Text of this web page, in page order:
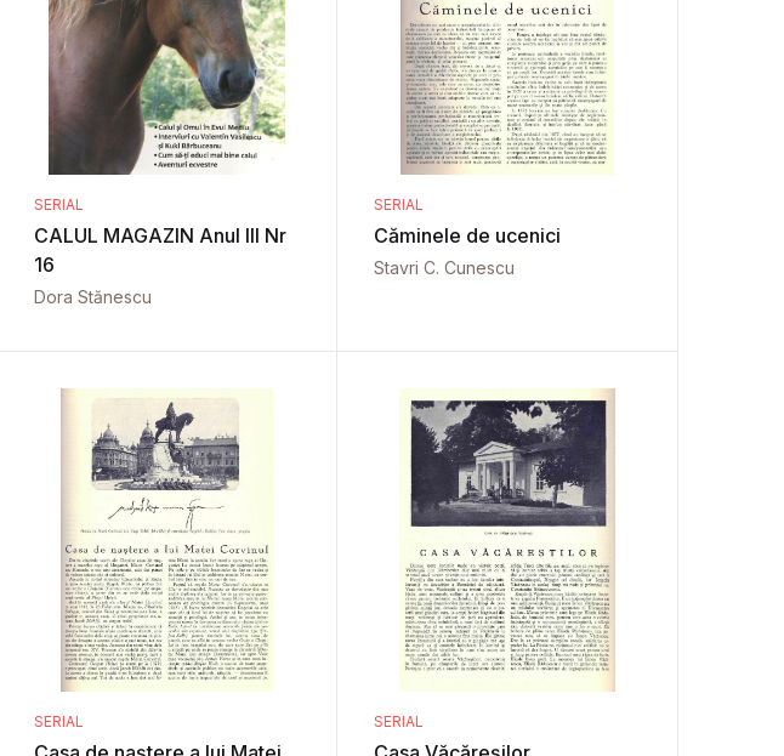
SERIAL
CALUL MAGAZIN Anul III Nr
16
Dora Stănescu
SERIAL
Căminele de ucenici
Stavri C. Cunescu
SERIAL SERIAL